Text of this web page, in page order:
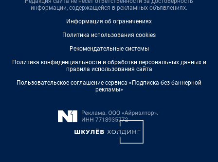
информации, содержащейся в рекламных объявлениях.
Информация об ограничениях
Политика использования cookies
Рекомендательные системы
Политика конфиденциальности и обработки персональных данных и
правила использования сайта
Пользовательское соглашение сервиса «Подписка без баннерной
рекламы»